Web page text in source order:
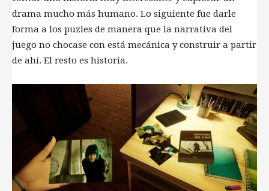
drama mucho más humano. Lo siguiente fue darle
forma a los puzles de manera que la narrativa del
juego no chocase con está mecánica y construir a partir
de ahí. El resto es historia.